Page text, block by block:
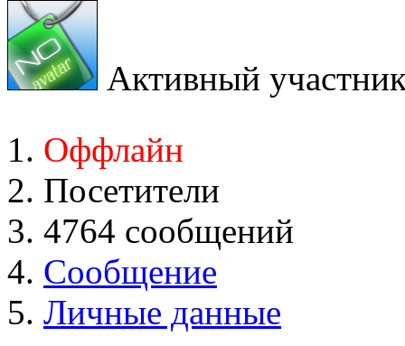
Активный
Оффлайн
Посетители
4764 сообщений
Сообщение
Личные данные